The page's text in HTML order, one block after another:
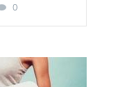
0